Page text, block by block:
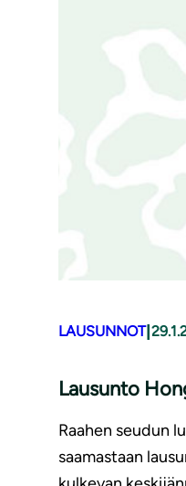
LAUSUNNOT|
Lausunto
Raahen seudun
saamastaan